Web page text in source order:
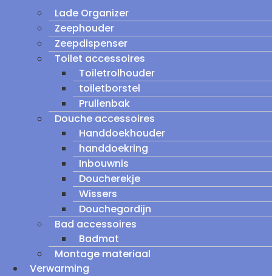
Lade Organizer
Zeephouder
Zeepdispenser
Toilet accessoires
Toiletrolhouder
toiletborstel
Prullenbak
Douche accessoires
Handdoekhouder
handdoekring
Inbouwnis
Doucherekje
Wissers
Douchegordijn
Bad accessoires
Badmat
Montage materiaal
Verwarming